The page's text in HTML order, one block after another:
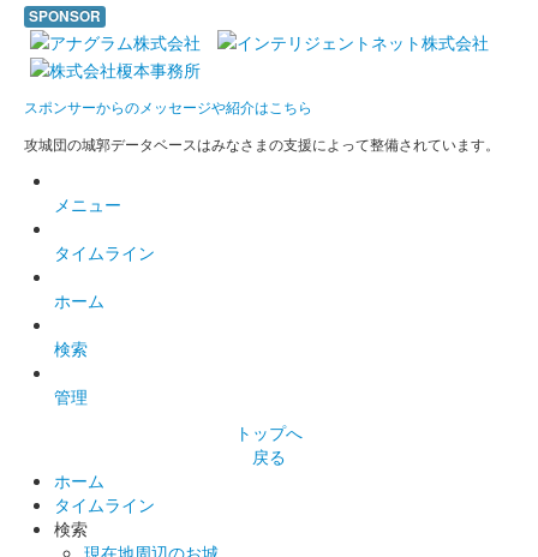
版
販売終了
丸岡城2024」の戦国魂のブースにて販売された御城印。
丸岡城 御城印
2024限定版
販売終了
2024年10月12、13日に開催された「出張！お城EXPO in 坂井・
丸岡城 2024」の出張！お城EXPO in 坂井・丸岡城実行委員会ブ
ースにて販売された御城印。
丸岡城 御城印 秋の丸岡藩誕生400年記念版
販売終了
SPONSOR
スポンサーからのメッセージや紹介はこちら
攻城団の城郭データベースはみなさまの支援によって整備されています。
メニュー
タイムライン
ホーム
検索
管理
トップへ
戻る
ホーム
タイムライン
検索
現在地周辺のお城